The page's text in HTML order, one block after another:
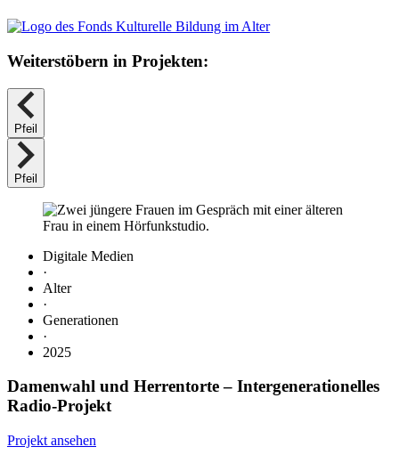
Weiterstöbern in Projekten:
Pfeil
Pfeil
Digitale Medien
·
Alter
·
Generationen
·
2025
Damenwahl und Herrentorte– Intergenerationelles
Radio-Projekt
Projekt ansehen